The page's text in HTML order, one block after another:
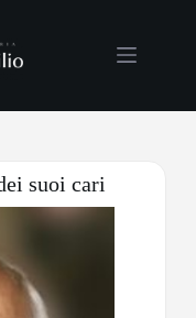
suoi cari